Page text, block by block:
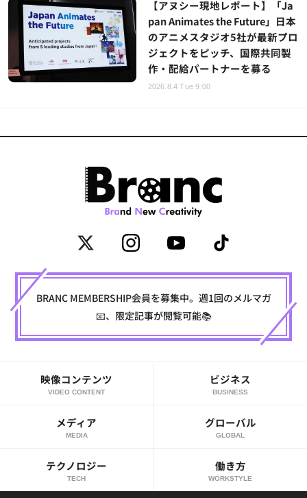
【アヌシー現地レポート】「Ja
pan Animates the Future」日本
のアニメスタジオ5社が最新プロ
ジェクトをピッチ、国際共同製
作・配給パートナーを募る
2026.8.4 Tue 9:00
BRANC MEMBERSHIP会員を募集中。週1回のメルマガ
📧、限定記事が閲覧可能📚
映像コンテンツ
VIDEO CONTENT
ビジネス
BUSINESS
メディア
MEDIA
グローバル
GLOBAL
テクノロジー
TECH
働き方
WORKSTYLE